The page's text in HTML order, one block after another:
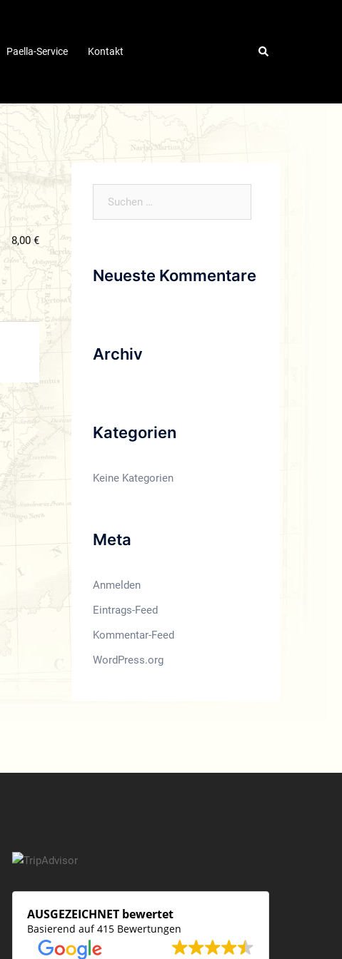
Paella-Service Kontakt
8,00 €
nach:
Neueste Kommentare
Archiv
Kategorien
Keine Kategorien
Meta
Anmelden
Eintrags-Feed
Kommentar-Feed
WordPress.org
AUSGEZEICHNET bewertet
Basierend auf 415 Bewertungen